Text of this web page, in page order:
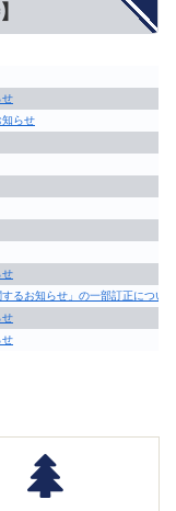
せ
知らせ
せ
るお知らせ」の一部訂正について
せ
せ